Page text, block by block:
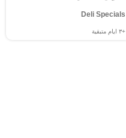
Deli Specials
+٣ ايام متبقية